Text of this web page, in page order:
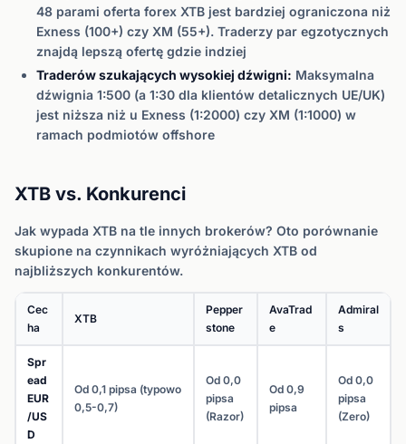
48 parami oferta forex XTB jest bardziej ograniczona niż
Exness (100+) czy XM (55+). Traderzy par egzotycznych
znajdą lepszą ofertę gdzie indziej
Traderów szukających wysokiej dźwigni: Maksymalna
dźwignia 1:500 (a 1:30 dla klientów detalicznych UE/UK)
jest niższa niż u Exness (1:2000) czy XM (1:1000) w
ramach podmiotów offshore
XTB vs. Konkurenci
Jak wypada XTB na tle innych brokerów? Oto porównanie
skupione na czynnikach wyróżniających XTB od
najbliższych konkurentów.
Cec
ha
XTB
Pepper
stone
AvaTrad
e
Admiral
s
Spr
ead
EUR
/US
D
Od 0,1 pipsa (typowo
0,5-0,7)
Od 0,0
pipsa
(Razor)
Od 0,9
pipsa
Od 0,0
pipsa
(Zero)